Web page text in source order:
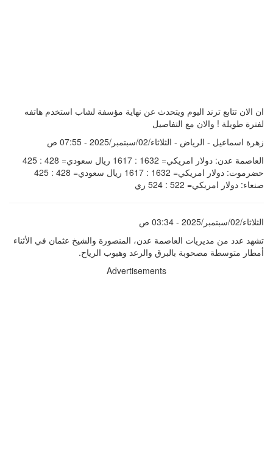
ان الان تتابع ترند اليوم ويتحدث عن نهاية مؤسفة لشاب استخدم هاتفه
لفترة طويلة ! والان مع التفاصيل
زهرة اسماعيل - الرياض - الثلاثاء/02/سبتمبر/2025 - 07:55 ص
العاصمة عدن: دولار امريكي= 1632 : 1617 ريال سعودي= 428 : 425
حضرموت: دولار امريكي= 1632 : 1617 ريال سعودي= 428 : 425
صنعاء: دولار امريكي= 522 : 524 ري
الثلاثاء/02/سبتمبر/2025 - 03:34 ص
تشهد عدد من مديريات العاصمة عدن، المنصورة والشيخ عثمان في الأثناء
أمطار متوسطة مصحوبة بالبرق والرعد وهبوب الرياح.
Advertisements